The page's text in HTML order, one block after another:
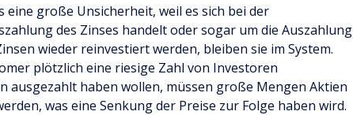
eine große Unsicherheit, weil es sich bei der
des Zinses handelt oder sogar um die Auszahlung
wieder reinvestiert werden, bleiben sie im System.
plötzlich eine riesige Zahl von Investoren
ausgezahlt haben wollen, müssen große Mengen Aktien
was eine Senkung der Preise zur Folge haben wird.